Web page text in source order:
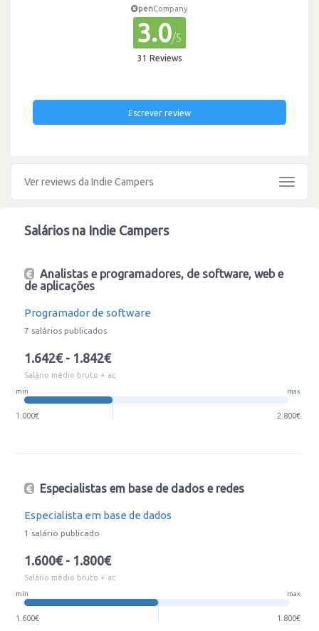
penCompany
3.0/5
31 Reviews
Escrever review
Ver reviews da Indie Campers
Toggle
Salários na Indie Campers
Analistas e programadores, de software, web e
de aplicações
Programador de software
7 salários publicados
1.642€ - 1.842€
Salário médio bruto + ac
min max
1.000€ 2.800€
Especialistas em base de dados e redes
Especialista em base de dados
1 salário publicado
1.600€ - 1.800€
Salário médio bruto + ac
min max
1.600€ 1.800€